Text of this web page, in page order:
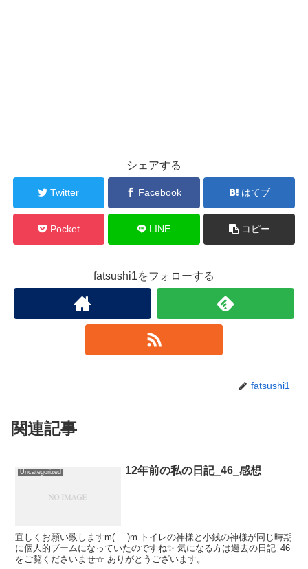
シェアする
Twitter Facebook はてブ
Pocket LINE コピー
fatsushi1をフォローする
fatsushi1
関連記事
Uncategorized 12年前の私の日記_46_感想
宜しくお願い致しますm(_ _)m トイレの神様と小銭の神様が同じ時期
に個人的ブームになっていたのですね✨ 気になる方は過去の日記_46
をご覧くださいませ☆ ありがとうございます。